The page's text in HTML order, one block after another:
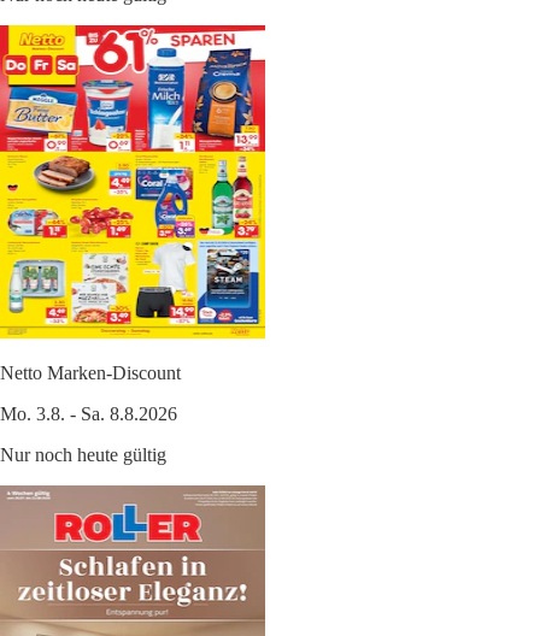
Netto Marken-Discount
Mo. 3.8. - Sa. 8.8.2026
Nur noch heute gültig